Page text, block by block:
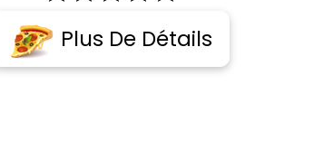
Plus De Détails